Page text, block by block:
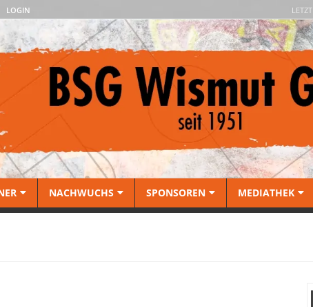
LOGIN
NACHWUCHS SPONSOREN MEDIATHEK